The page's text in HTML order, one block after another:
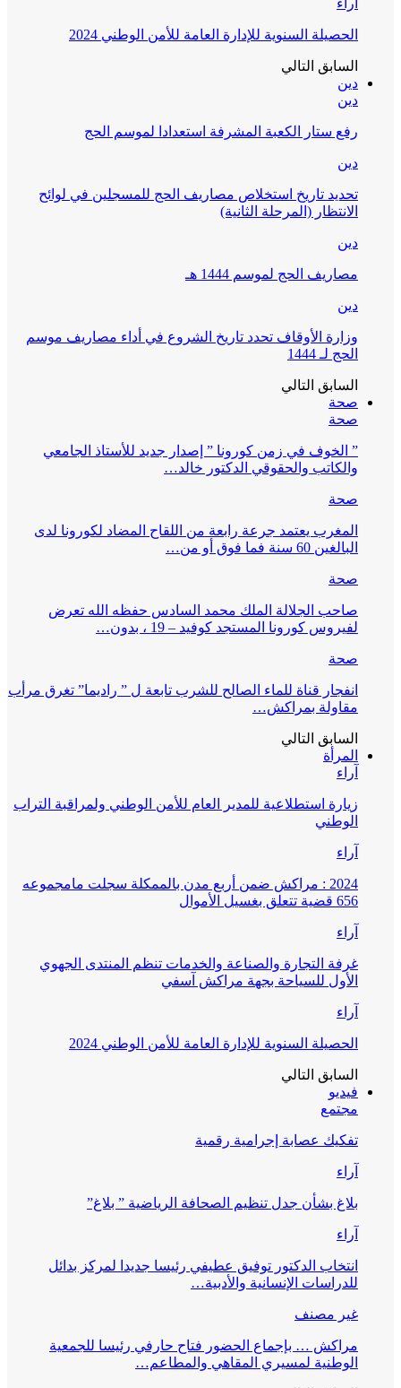
آراء
الحصيلة السنوية للإدارة العامة للأمن الوطني 2024
السابق التالي
دين
دين
رفع ستار الكعبة المشرفة استعدادا لموسم الحج
دين
تحديد تاريخ استخلاص مصاريف الحج للمسجلين في لوائح
الانتظار (المرحلة الثانية)
دين
مصاريف الحج لموسم 1444 هـ
دين
وزارة الأوقاف تحدد تاريخ الشروع في أداء مصاريف موسم
الحج لـ 1444
السابق التالي
صحة
صحة
” الخوف في زمن كورونا ” إصدار جديد للأستاذ الجامعي
والكاتب والحقوقي الدكتور خالد…
صحة
المغرب يعتمد جرعة رابعة من اللقاح المضاد لكورونا لدى
البالغين 60 سنة فما فوق أو من…
صحة
صاحب الجلالة الملك محمد السادس حفظه الله تعرض
لفيروس كورونا المستجد كوفيد – 19 ، بدون…
صحة
انفجار قناة للماء الصالح للشرب تابعة ل ” راديما” تغرق مرأب
مقاولة بمراكش…
السابق التالي
المرأة
آراء
زيارة استطلاعية للمدير العام للأمن الوطني ولمراقبة التراب
الوطني
آراء
2024 : مراكش ضمن أربع مدن بالممكلة سجلت مامجموعه
656 قضية تتعلق بغسيل الأموال
آراء
غرفة التجارة والصناعة والخدمات تنظم المنتدى الجهوي
الأول للسياحة بجهة مراكش آسفي
آراء
الحصيلة السنوية للإدارة العامة للأمن الوطني 2024
السابق التالي
فيديو
مجتمع
تفكيك عصابة إجرامية رقمية
آراء
بلاغ بشأن جدل تنظيم الصحافة الرياضية ” بلاغ”
آراء
انتخاب الدكتور توفيق عطيفي رئيسا جديدا لمركز بدائل
للدراسات الإنسانية والأدبية…
غير مصنف
مراكش … بإجماع الحضور فتاح حارفي رئيسا للجمعية
الوطنية لمسيري المقاهي والمطاعم…